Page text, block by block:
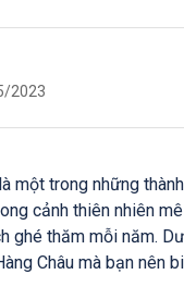
2023
một trong những
cảnh thiên nhiên
ghé thăm mỗi năm.
Châu mà bạn nên